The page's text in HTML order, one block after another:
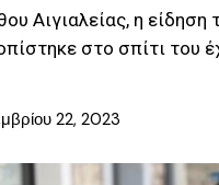
Αιγιαλείας, η
στο σπίτι του
22, 2023